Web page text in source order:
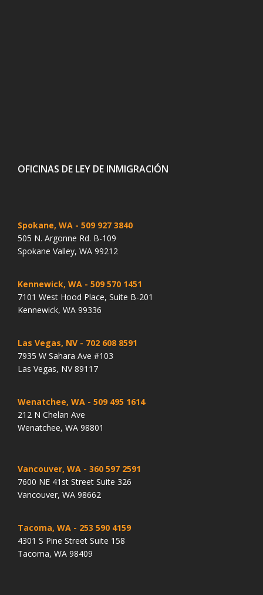
OFICINAS DE LEY DE INMIGRACIÓN
Spokane, WA - 509 927 3840
505 N. Argonne Rd. B-109
Spokane Valley, WA 99212
Kennewick, WA - 509 570 1451
7101 West Hood Place, Suite B-201
Kennewick, WA 99336
Las Vegas, NV - 702 608 8591
7935 W Sahara Ave #103
Las Vegas, NV 89117
Wenatchee, WA - 509 495 1614
212 N Chelan Ave
Wenatchee, WA 98801
Vancouver, WA - 360 597 2591
7600 NE 41st Street Suite 326
Vancouver, WA 98662
Tacoma, WA - 253 590 4159
4301 S Pine Street Suite 158
Tacoma, WA 98409